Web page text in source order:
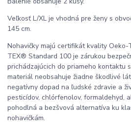
Veľkosť L/XL je vhodná pre ženy s
145 cm.
Nohavičky majú certifikát kvality Oeko-
TEX® Standard 100 je zárukou
prichádzajúcich do priameho kontaktu
materiál neobsahuje žiadne škodlivé
negatívny dopad na ľudské zdravie a
pesticídov, chlórfenolov, formaldehyd,
pohodlná a bezšvová alternatíva ku
nohavičkám.